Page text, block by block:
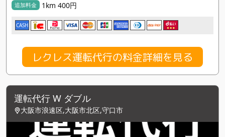
追加料金 1km 400円
CASH
レクレス運転代行の料金詳細を見る
運転代行 W ダブル
大阪市浪速区,大阪市北区,守口市